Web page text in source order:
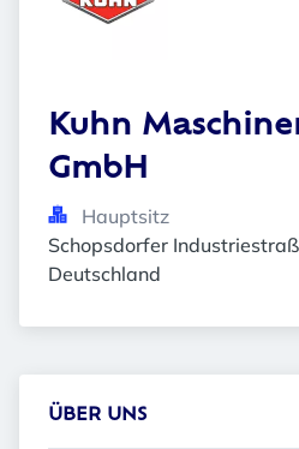
Kuhn
GmbH
Hauptsitz
Schopsdorfer
Deutschland
ÜBER UNS